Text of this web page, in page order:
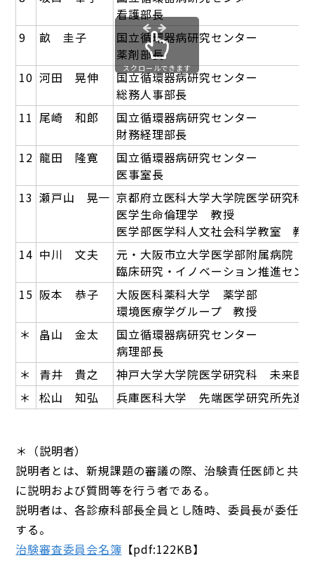
看護部長
9
畝 圭子
国立循環器病研究センター
薬剤部長
10 河田 晃伸
国立循環器病研究センター
総務人事部長
11 尾崎 和郎
国立循環器病研究センター
財務経理部長
12 龍田 隆寛
国立循環器病研究センター
医事室長
13 瀬戸山 晃一 京都府立医科大学大学院医学研究科
医学生命倫理学 教授
医学部医学科人文社会科学教室 教
14 中川 文夫
元・大阪市立大学医学部附属病院
臨床研究・イノベーション推進セン
15 阪本 恭子
大阪医科薬科大学 薬学部
環境医療学グループ 教授
＊
畠山 金太
国立循環器病研究センター
病理部長
＊
青井 貴之
神戸大学大学院医学研究科 未来医
＊
松山 知弘 兵庫医科大学 先端医学研究所先進
スクロールできます
＊（説明者）
説明者とは、新規課題の審議の際、治験責任医師と共
に説明および質問等を行う者である。
説明者は、各診療科部長全員とし随時、委員長が委任
する。
治験審査委員会名簿 【pdf:122KB】